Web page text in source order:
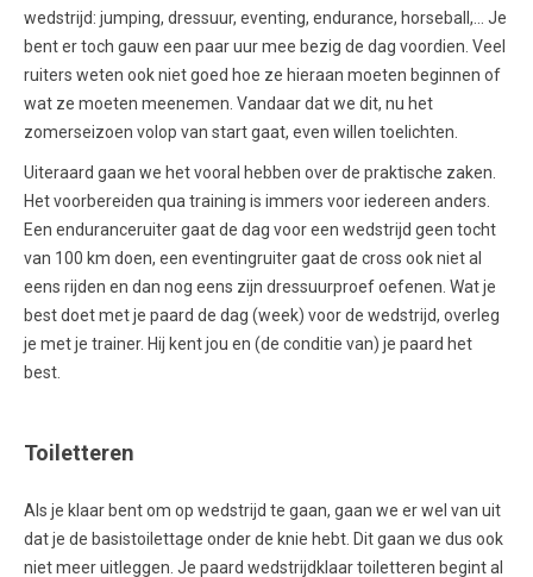
wedstrijd: jumping, dressuur, eventing, endurance, horseball,… Je
bent er toch gauw een paar uur mee bezig de dag voordien. Veel
ruiters weten ook niet goed hoe ze hieraan moeten beginnen of
wat ze moeten meenemen. Vandaar dat we dit, nu het
zomerseizoen volop van start gaat, even willen toelichten.
Uiteraard gaan we het vooral hebben over de praktische zaken.
Het voorbereiden qua training is immers voor iedereen anders.
Een enduranceruiter gaat de dag voor een wedstrijd geen tocht
van 100 km doen, een eventingruiter gaat de cross ook niet al
eens rijden en dan nog eens zijn dressuurproef oefenen. Wat je
best doet met je paard de dag (week) voor de wedstrijd, overleg
je met je trainer. Hij kent jou en (de conditie van) je paard het
best.
Toiletteren
Als je klaar bent om op wedstrijd te gaan, gaan we er wel van uit
dat je de basistoilettage onder de knie hebt. Dit gaan we dus ook
niet meer uitleggen. Je paard wedstrijdklaar toiletteren begint al